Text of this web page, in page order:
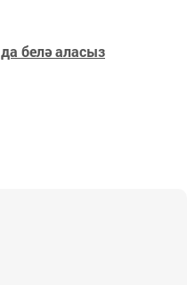
да белә аласыз